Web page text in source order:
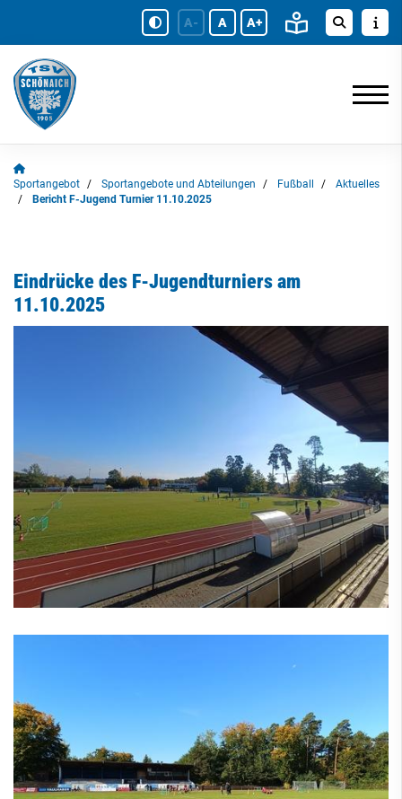
A- A A+
Sportangebot Sportangebote und Abteilungen Fußball
Aktuelles
Bericht F-Jugend Turnier 11.10.2025
Eindrücke des F-Jugendturniers am
11.10.2025